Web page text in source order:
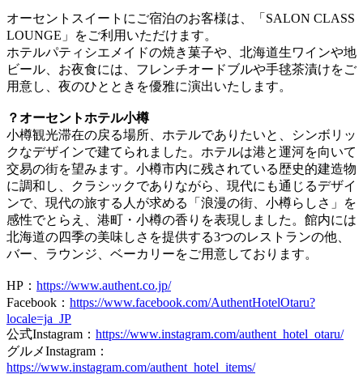
オーセントスイートにご宿泊のお客様は、「SALON CLASS
LOUNGE」をご利用いただけます。
ホテルパティシエメイドの焼き菓子や、北海道生ワインや地
ビール、お夜食には、フレンチオードブルや手毬茶漬けをご
用意し、夜のひとときを優雅に演出いたします。
？オーセントホテル小樽
小樽観光滞在の戻る場所、ホテルでありたいと、シンボリッ
クなデザインで建てられました。ホテルは港と運河を向いて
交易の街を望みます。小樽市内に残されている歴史的建造物
に調和し、クラシックでありながら、現代にも通じるデザイ
ンで、現代の旅する人が求める「浪漫の街、小樽らしさ」を
感性でとらえ、港町・小樽の香りを表現しました。館内には
北海道の四季の美味しさを提供する3つのレストランの他、
バー、ラウンジ、ベーカリーをご用意しております。
HP： https://www.authent.co.jp/
Facebook： https://www.facebook.com/AuthentHotelOtaru?
locale=ja_JP
公式Instagram： https://www.instagram.com/authent_hotel_otaru/
グルメInstagram：
https://www.instagram.com/authent_hotel_items/